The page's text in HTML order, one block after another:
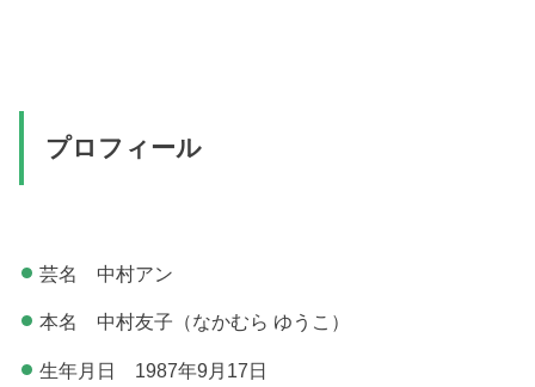
プロフィール
芸名 中村アン
本名 中村友子（なかむら ゆうこ）
生年月日 1987年9月17日